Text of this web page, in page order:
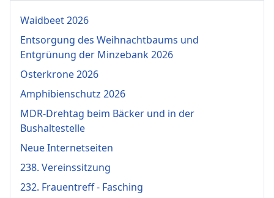
Waidbeet 2026
Entsorgung des Weihnachtbaums und
Entgrünung der Minzebank 2026
Osterkrone 2026
Amphibienschutz 2026
MDR-Drehtag beim Bäcker und in der
Bushaltestelle
Neue Internetseiten
238. Vereinssitzung
232. Frauentreff - Fasching